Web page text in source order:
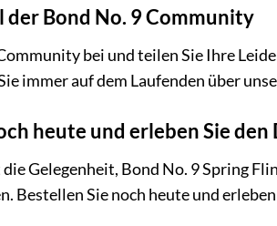
der Bond No. 9 Community
bei und teilen Sie Ihre
immer auf dem Laufenden über
heute und erleben Sie
Gelegenheit, Bond No. 9 Spring
Bestellen Sie noch heute und